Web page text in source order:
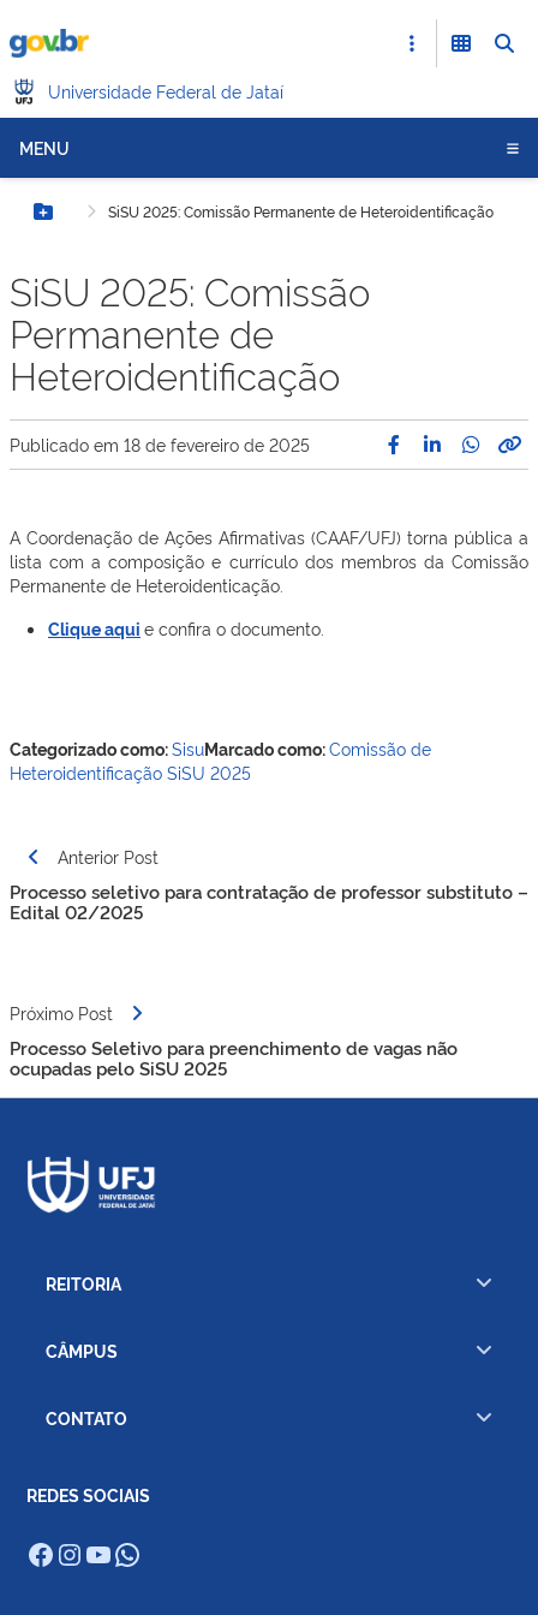
Universidade Federal de Jataí
MENU
Botão MenuSiSU 2025: Comissão Permanente de Heteroidentificação
SiSU 2025: Comissão
Permanente de
Heteroidentificação
Publicado em 18 de fevereiro de 2025
A Coordenação de Ações Afirmativas (CAAF/UFJ) torna pública a
lista com a composição e currículo dos membros da Comissão
Permanente de Heteroidenticação.
Clique aqui e confira o documento.
Categorizado como:SisuMarcado como:Comissão de
Heteroidentificação SiSU 2025
Navegação
de
Post
Anterior Post
Processo seletivo para contratação de professor substituto –
Edital 02/2025
Próximo Post
Processo Seletivo para preenchimento de vagas não
ocupadas pelo SiSU 2025
REITORIA
CÂMPUS
CONTATO
REDES SOCIAIS
Facebook
Instagram
Youtube
WhatsApp